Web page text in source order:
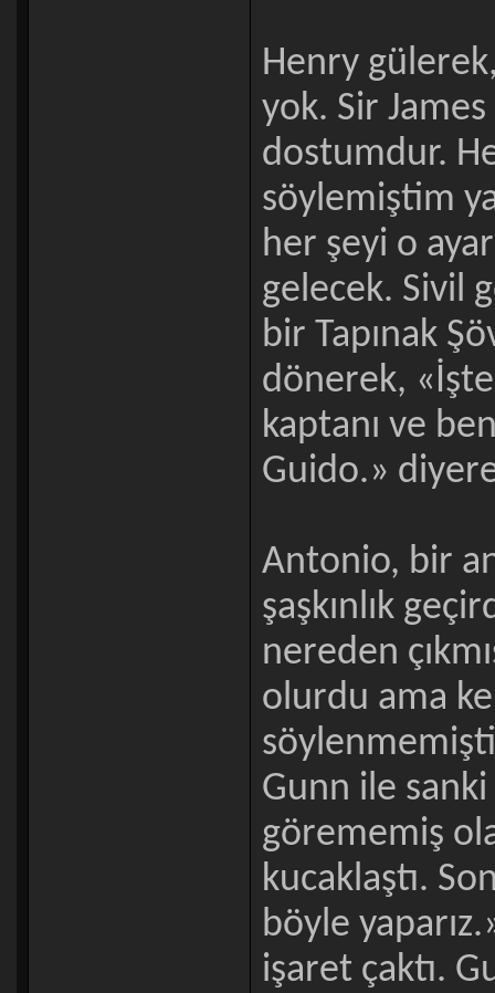
Henry
yok. Sir
dostumdur.
söylemiştim
her şeyi o
gelecek. Sivil
bir Tapınak
dönerek,
kaptanı ve
Guido.»
Antonio, bir
şaşkınlık
nereden
olurdu ama
Gunn ile
görememiş
kucaklaştı.
böyle
işaret çaktı.